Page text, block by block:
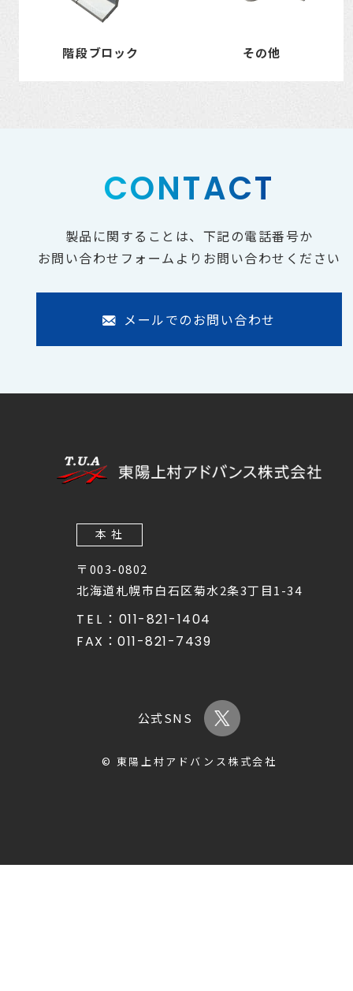
階段ブロック その他
CONTACT
製品に関することは、下記の電話番号か
お問い合わせフォームよりお問い合わせください
メールでのお問い合わせ
本 社
〒003-0802
北海道札幌市白石区菊水2条3丁目1-34
TEL： 011-821-1404
FAX： 011-821-7439
公式SNS
© 東陽上村アドバンス株式会社